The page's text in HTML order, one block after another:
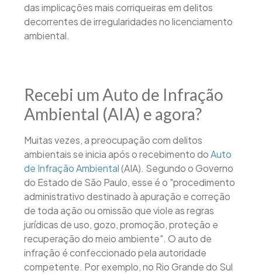
das implicações mais corriqueiras em delitos
decorrentes de irregularidades no licenciamento
ambiental.
Recebi um Auto de Infração
Ambiental (AIA) e agora?
Muitas vezes, a preocupação com delitos
ambientais se inicia após o recebimento doAuto
de Infração Ambiental(AIA). Segundo o Governo
do Estado de São Paulo, esse é o "procedimento
administrativo destinado à apuração e correção
de toda ação ou omissão que viole as regras
jurídicas de uso, gozo, promoção, proteção e
recuperação do meio ambiente". O auto de
infração é confeccionado pela autoridade
competente. Por exemplo, no Rio Grande do Sul